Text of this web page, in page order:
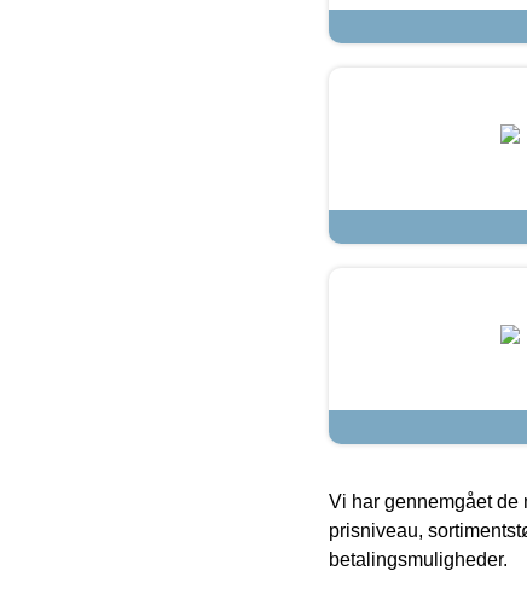
Vi har gennemgået de
prisniveau,
betalingsmuligheder.